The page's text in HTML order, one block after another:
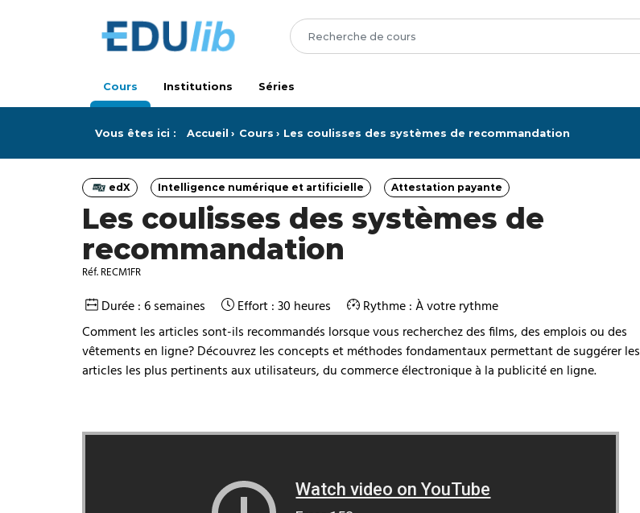
Cours Institutions Séries
Vous êtes ici : Accueil Cours Les coulisses des systèmes de recommandation
Les coulisses des systèmes de
recommandation
Réf. RECM1FR
Catégorie
edX Catégorie
Intelligence numérique et artificielle Catégorie
Attestation payante
Durée : 6 semaines Effort : 30 heures
Rythme : À votre rythme
Comment les articles sont-ils recommandés lorsque vous recherchez des films, des emplois ou des
vêtements en ligne? Découvrez les concepts et méthodes fondamentaux permettant de suggérer les
articles les plus pertinents aux utilisateurs, du commerce électronique à la publicité en ligne.